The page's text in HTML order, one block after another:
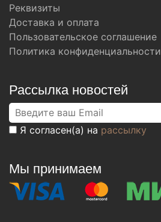
Реквизиты
Доставка и оплата
Пользовательское соглашение
Политика конфиденциальности
Рассылка новостей
Я согласен(а) на рассылку
Мы принимаем